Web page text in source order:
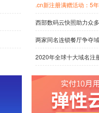
.cn新注册满赠活动：5
西部数码云快照助力众
两家同名连锁餐厅争夺
2020年全球十大域名注